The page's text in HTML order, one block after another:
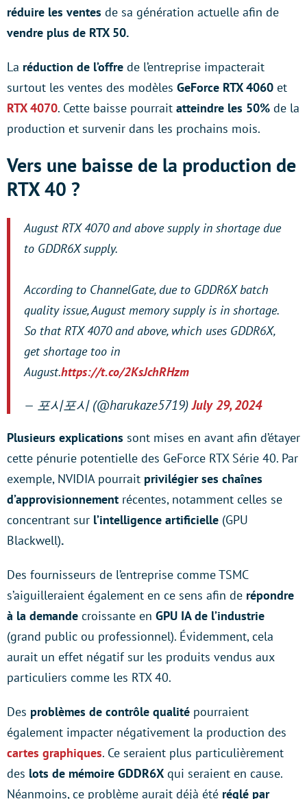
réduire les ventes de sa génération actuelle afin de
vendre plus de RTX 50.
La réduction de l’offre de l’entreprise impacterait
surtout les ventes des modèles GeForce RTX 4060 et
RTX 4070. Cette baisse pourrait atteindre les 50% de la
production et survenir dans les prochains mois.
Vers une baisse de la production de
RTX 40 ?
August RTX 4070 and above supply in shortage due
to GDDR6X supply.
According to ChannelGate, due to GDDR6X batch
quality issue, August memory supply is in shortage.
So that RTX 4070 and above, which uses GDDR6X,
get shortage too in
August.https://t.co/2KsJchRHzm
— 포시포시 (@harukaze5719)July 29, 2024
Plusieurs explications sont mises en avant afin d’étayer
cette pénurie potentielle des GeForce RTX Série 40. Par
exemple, NVIDIA pourrait privilégier ses chaînes
d’approvisionnement récentes, notamment celles se
concentrant sur l’intelligence artificielle (GPU
Blackwell).
Des fournisseurs de l’entreprise comme TSMC
s’aiguilleraient également en ce sens afin de répondre
à la demande croissante en GPU IA de l’industrie
(grand public ou professionnel). Évidemment, cela
aurait un effet négatif sur les produits vendus aux
particuliers comme les RTX 40.
Des problèmes de contrôle qualité pourraient
également impacter négativement la production des
cartes graphiques. Ce seraient plus particulièrement
des lots de mémoire GDDR6X qui seraient en cause.
Néanmoins, ce problème aurait déjà été réglé par